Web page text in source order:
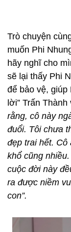
Trò chuyện
muốn Phi
hãy nghĩ cho
sẽ lại thấy Phi
để bảo vệ,
lời” Trấn
rằng, cô này
đuổi. Tôi chưa
đẹp trai hết. Cô
khổ cũng
cuộc đời này
ra được niềm
con”.